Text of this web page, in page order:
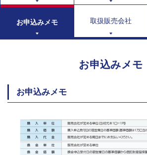
お申込みメモ 取扱販売会社
お申込みメモ
お申込みメモ